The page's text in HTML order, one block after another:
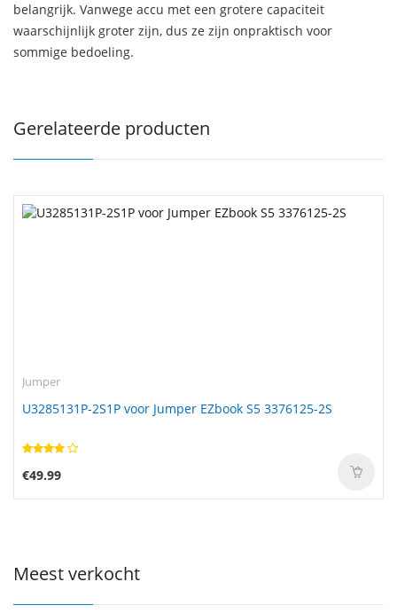
belangrijk. Vanwege accu met een grotere capaciteit
waarschijnlijk groter zijn, dus ze zijn onpraktisch voor
sommige bedoeling.
Gerelateerde producten
Jumper
U3285131P-2S1P voor Jumper EZbook S5 3376125-2S
€49.99
Meest verkocht